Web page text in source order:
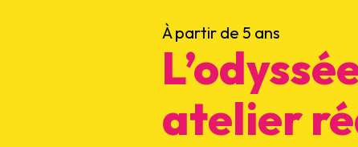
À partir de 5 ans
atelier